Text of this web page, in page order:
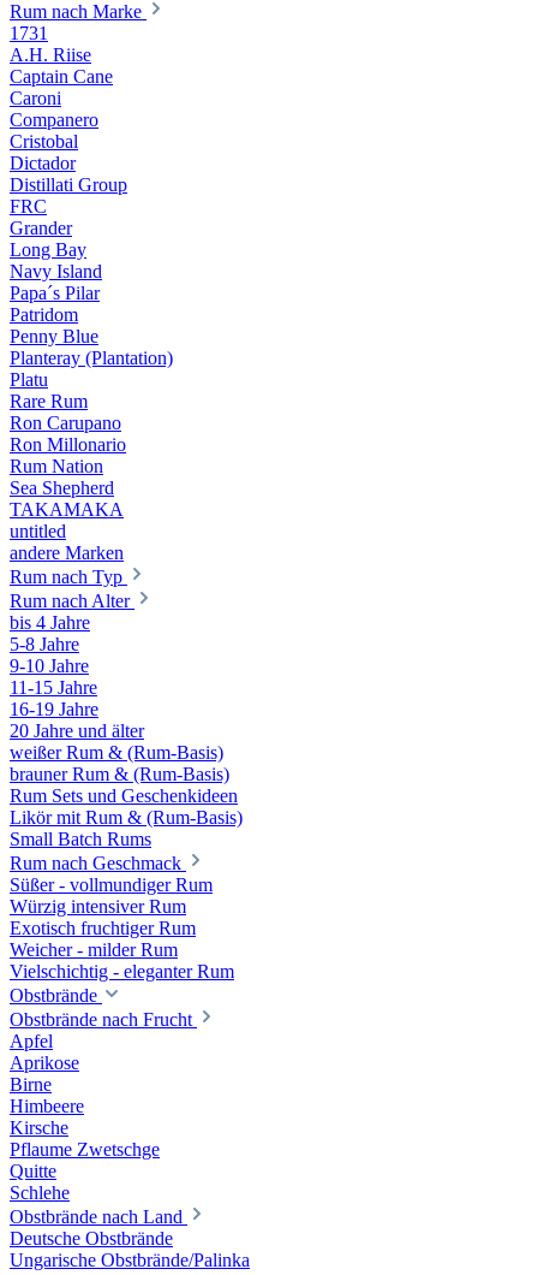
Rum nach Marke
1731
A.H. Riise
Captain Cane
Caroni
Companero
Cristobal
Dictador
Distillati Group
FRC
Grander
Long Bay
Navy Island
Papa´s Pilar
Patridom
Penny Blue
Planteray (Plantation)
Platu
Rare Rum
Ron Carupano
Ron Millonario
Rum Nation
Sea Shepherd
TAKAMAKA
untitled
andere Marken
Rum nach Typ
Rum nach Alter
bis 4 Jahre
5-8 Jahre
9-10 Jahre
11-15 Jahre
16-19 Jahre
20 Jahre und älter
weißer Rum & (Rum-Basis)
brauner Rum & (Rum-Basis)
Rum Sets und Geschenkideen
Likör mit Rum & (Rum-Basis)
Small Batch Rums
Rum nach Geschmack
Süßer - vollmundiger Rum
Würzig intensiver Rum
Exotisch fruchtiger Rum
Weicher - milder Rum
Vielschichtig - eleganter Rum
Obstbrände
Obstbrände nach Frucht
Apfel
Aprikose
Birne
Himbeere
Kirsche
Pflaume Zwetschge
Quitte
Schlehe
Obstbrände nach Land
Deutsche Obstbrände
Ungarische Obstbrände/Palinka